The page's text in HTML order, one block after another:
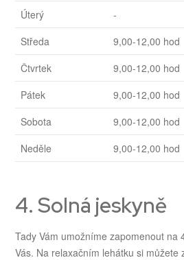
Úterý
-
Středa
9,00-12,00 hod
Čtvrtek
9,00-12,00 hod
Pátek
9,00-12,00 hod
Sobota
9,00-12,00 hod
Neděle
9,00-12,00 hod
4. Solná jeskyně
Tady Vám umožníme zapomenout na
Vás. Na relaxačním lehátku si můžete